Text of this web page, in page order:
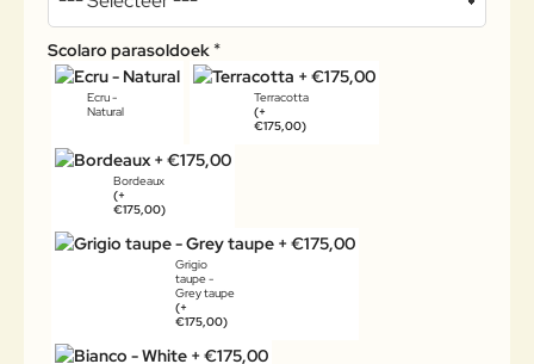
Scolaro parasoldoek
Ecru -
Natural
Terracotta
(+
€175,00)
Bordeaux
(+
€175,00)
Grigio
taupe -
Grey taupe
(+
€175,00)